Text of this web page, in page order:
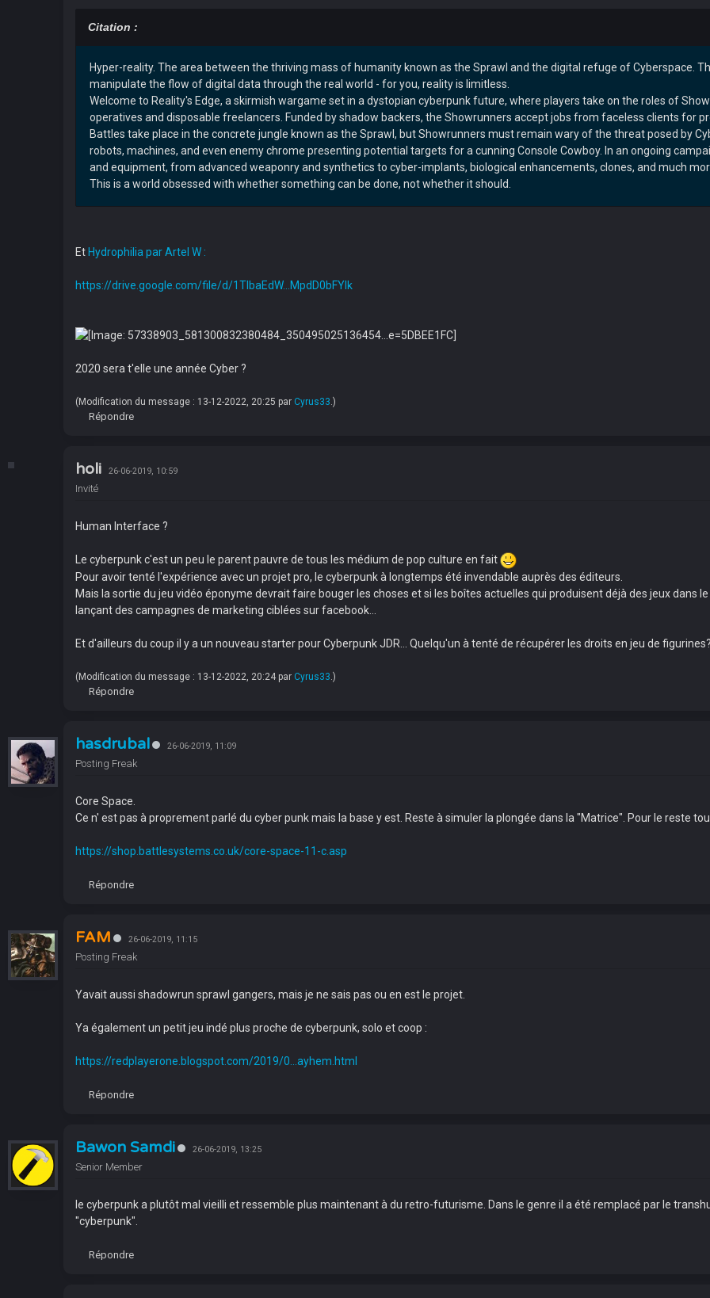
Citation :
Hyper-reality. The area between the thriving mass of humanity known as the Sprawl and the digital refuge of Cyberspace.
manipulate the flow of digital data through the real world - for you, reality is limitless.
Welcome to Reality's Edge, a skirmish wargame set in a dystopian cyberpunk future, where players take on the roles of
operatives and disposable freelancers. Funded by shadow backers, the Showrunners accept jobs from faceless clients for
Battles take place in the concrete jungle known as the Sprawl, but Showrunners must remain wary of the threat posed by
robots, machines, and even enemy chrome presenting potential targets for a cunning Console Cowboy. In an ongoing
and equipment, from advanced weaponry and synthetics to cyber-implants, biological enhancements, clones, and much
This is a world obsessed with whether something can be done, not whether it should.
Et Hydrophilia par Artel W :
https://drive.google.com/file/d/1TlbaEdW...MpdD0bFYIk
2020 sera t'elle une année Cyber ?
(Modification du message : 13-12-2022, 20:25 par Cyrus33.)
Répondre
holi 26-06-2019, 10:59
Invité
Human Interface ?
Le cyberpunk c'est un peu le parent pauvre de tous les médium de pop culture en fait
Pour avoir tenté l'expérience avec un projet pro, le cyberpunk à longtemps été invendable auprès des éditeurs.
Mais la sortie du jeu vidéo éponyme devrait faire bouger les choses et si les boîtes actuelles qui produisent déjà des jeux dans
lançant des campagnes de marketing ciblées sur facebook...
Et d'ailleurs du coup il y a un nouveau starter pour Cyberpunk JDR... Quelqu'un à tenté de récupérer les droits en jeu de
(Modification du message : 13-12-2022, 20:24 par Cyrus33 .)
Répondre
hasdrubal 26-06-2019, 11:09
Posting Freak
Core Space.
Ce n' est pas à proprement parlé du cyber punk mais la base y est. Reste à simuler la plongée dans la "Matrice". Pour le reste
https://shop.battlesystems.co.uk/core-space-11-c.asp
Répondre
FAM 26-06-2019, 11:15
Posting Freak
Yavait aussi shadowrun sprawl gangers, mais je ne sais pas ou en est le projet.
Ya également un petit jeu indé plus proche de cyberpunk, solo et coop :
https://redplayerone.blogspot.com/2019/0...ayhem.html
Répondre
Bawon Samdi 26-06-2019, 13:25
Senior Member
le cyberpunk a plutôt mal vieilli et ressemble plus maintenant à du retro-futurisme. Dans le genre il a été remplacé par le
"cyberpunk".
Répondre